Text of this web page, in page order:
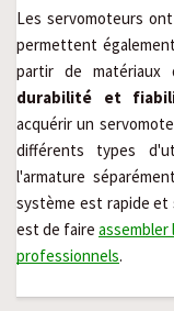
Les servomoteurs ont
permettent
partir de matériaux
durabilité et
acquérir un
différents types
l'armature
système est rapide et
est de faire assembler
professionnels.